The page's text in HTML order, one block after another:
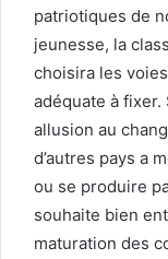
patriotiques de
jeunesse, la
choisira les
adéquate à
allusion au
d’autres pays a
ou se produire
souhaite bien
maturation des